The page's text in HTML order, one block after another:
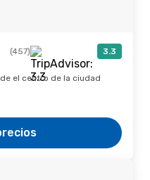
(457) 3.3
el centro de la ciudad